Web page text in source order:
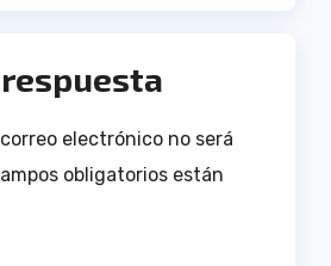
electrónico no será
obligatorios están